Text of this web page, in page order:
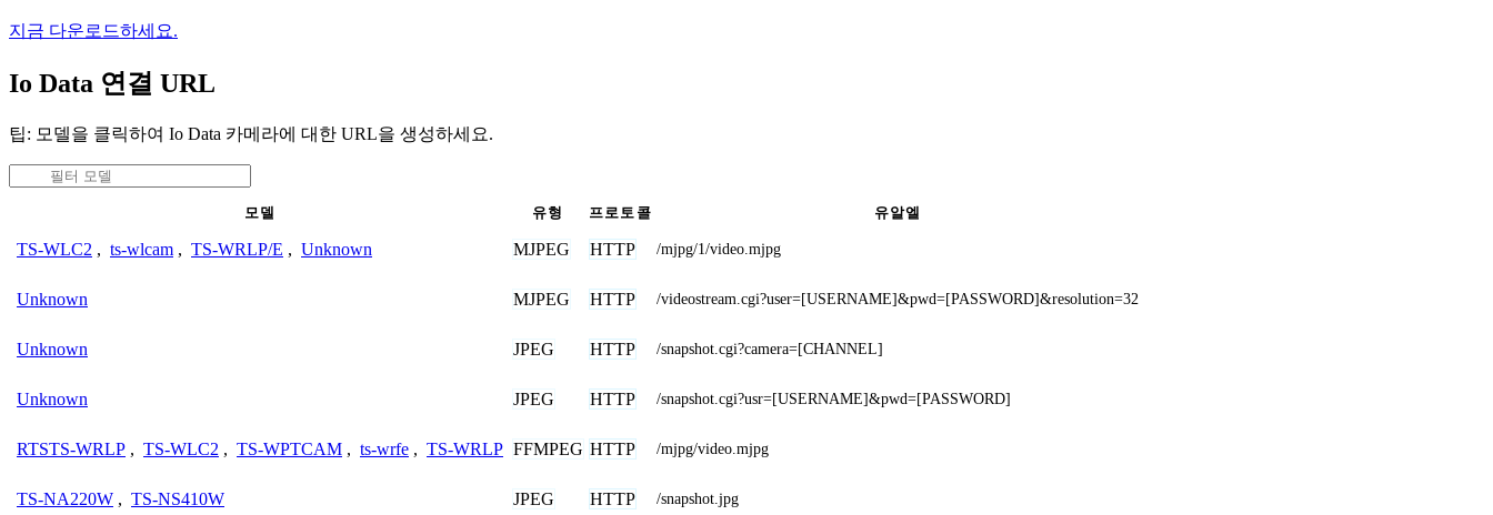
지금 다운로드하세요.
Io Data 연결 URL
팁: 모델을 클릭하여 Io Data 카메라에 대한 URL을 생성하세요.
모델 유형 프로토콜 유알엘
TS-WLC2 , ts-wlcam , TS-WRLP/E , Unknown MJPEG HTTP /mjpg/1/video.mjpg
Unknown MJPEG HTTP /videostream.cgi?user=[USERNAME]&pwd=[PASSWORD]&resolution=32
Unknown JPEG HTTP /snapshot.cgi?camera=[CHANNEL]
Unknown JPEG HTTP /snapshot.cgi?usr=[USERNAME]&pwd=[PASSWORD]
RTSTS-WRLP , TS-WLC2 , TS-WPTCAM , ts-wrfe , TS-WRLP FFMPEG HTTP /mjpg/video.mjpg
TS-NA220W , TS-NS410W JPEG HTTP /snapshot.jpg